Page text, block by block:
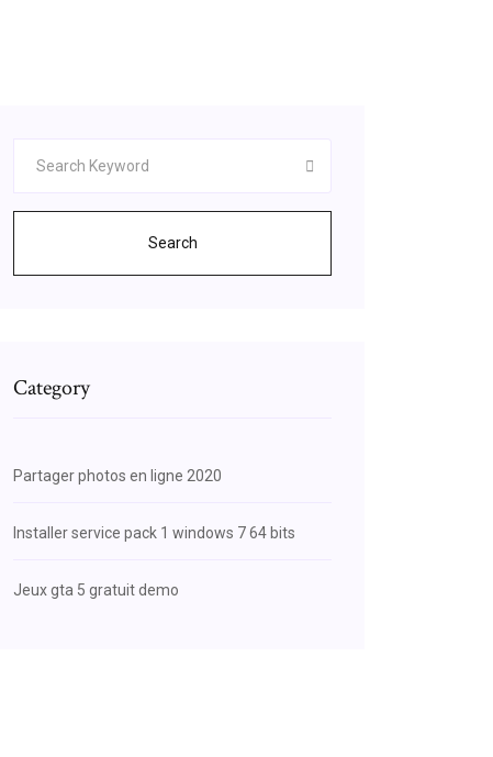
Search
Category
Partager photos en ligne 2020
Installer service pack 1 windows 7 64 bits
Jeux gta 5 gratuit demo